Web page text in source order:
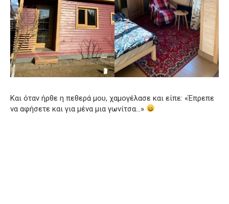
Και όταν ήρθε η πεθερά μου, χαμογέλασε και είπε: «Έπρεπε
να αφήσετε και για μένα μια γωνίτσα…»